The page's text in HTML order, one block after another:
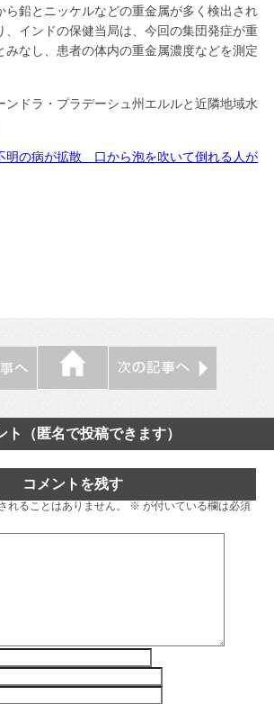
ら鉛とニッケルなどの重金属が多く検出され
、インドの保健当局は、今回の集団発症が重
みなし、患者の体内の重金属濃度などを測定
ンドラ・プラデーシュ州エルルと近隣地域水
明の病が拡散 口から泡を吹いて倒れる人が
ト（匿名で投稿できます）
コメントを残す
れることはありません。 ※ が付いている欄は必須